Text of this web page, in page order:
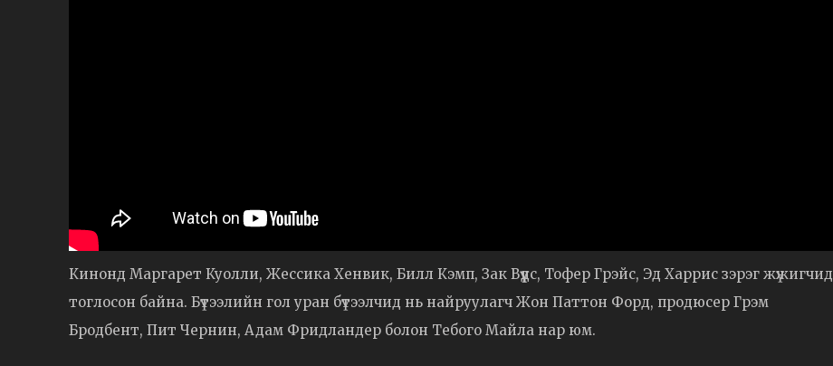
Кинонд Маргарет Куолли, Жессика Хенвик, Билл Кэмп, Зак Вүүдс, Тофер Грэйс, Эд Харрис зэрэг жүжигчид
тоглосон байна. Бүтээлийн гол уран бүтээлчид нь найруулагч Жон Паттон Форд, продюсер Грэм
Бродбент, Пит Чернин, Адам Фридландер болон Тебого Майла нар юм.